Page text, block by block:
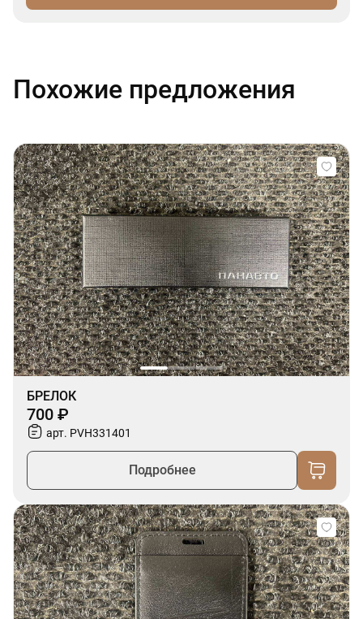
Похожие предложения
БРЕЛОК
700 ₽
арт. PVH331401
Подробнее